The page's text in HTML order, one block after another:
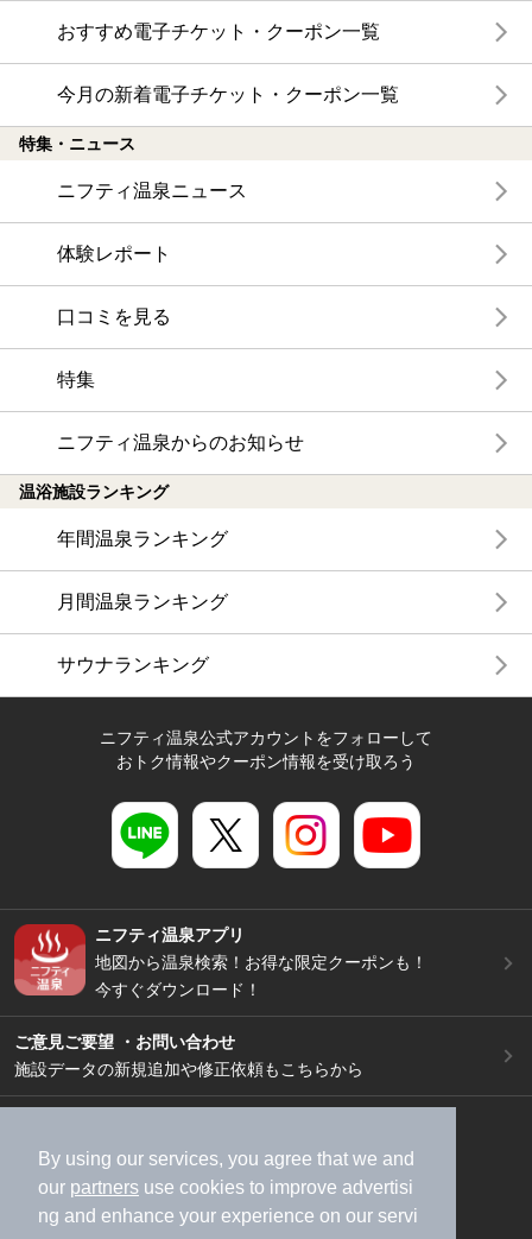
By using our services, you agree that we and
our partners use cookies to improve advertisi
ng and enhance your experience on our servi
おすすめ電子チケット・クーポン一覧
今月の新着電子チケット・クーポン一覧
特集・ニュース
ニフティ温泉ニュース
体験レポート
口コミを見る
特集
ニフティ温泉からのお知らせ
温浴施設ランキング
年間温泉ランキング
月間温泉ランキング
サウナランキング
ニフティ温泉公式アカウントをフォローして
おトク情報やクーポン情報を受け取ろう
ニフティ温泉アプリ
地図から温泉検索！お得な限定クーポンも！
今すぐダウンロード！
ご意見ご要望 ・お問い合わせ
施設データの新規追加や修正依頼もこちらから
加盟店募集（資料請求）
広告出稿のご案内
利用規約
ライフスタイルMEMBERS+規約
特定商取引法に基づく表記
ヘルプ 採用情報